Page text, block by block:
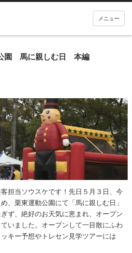
メニュー
園 馬に親しむ日 本編
担当ソウスケです！先日５月３日、今
、栗東運動公園にて「馬に親しむ日」
ず、絶好のお天気に恵まれ、オープン
いました。オープンして一目散にふわ
キー予想やトレセン見学ツアーには